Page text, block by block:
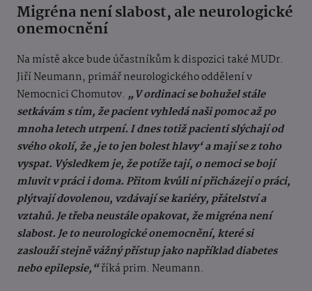
Migréna není slabost, ale neurologické
onemocnění
Na místě akce bude účastníkům k dispozici také MUDr.
Jiří Neumann, primář neurologického oddělení v
Nemocnici Chomutov. „V ordinaci se bohužel stále
setkávám s tím, že pacient vyhledá naši pomoc až po
mnoha letech utrpení. I dnes totiž pacienti slýchají od
svého okolí, že ‚je to jen bolest hlavy‘ a mají se z toho
vyspat. Výsledkem je, že potíže tají, o nemoci se bojí
mluvit v práci i doma. Přitom kvůli ní přicházejí o práci,
plýtvají dovolenou, vzdávají se kariéry, přátelství a
vztahů. Je třeba neustále opakovat, že migréna není
slabost. Je to neurologické onemocnění, které si
zaslouží stejně vážný přístup jako například diabetes
nebo epilepsie,“říká prim. Neumann.